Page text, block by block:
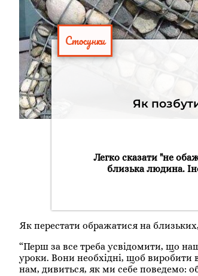
Стосунки
Як
Легко сказати "не
близька людина.
Як перестати ображатися на
“Перш за все треба усвідомити, що
уроки. Вони необхідні, щоб виробити
нам, дивиться, як ми себе поведемо: